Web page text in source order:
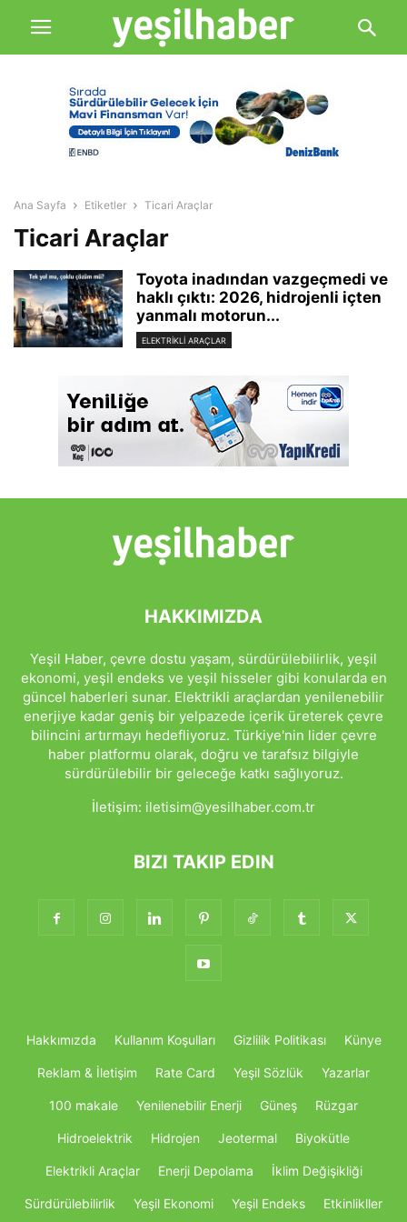
Ana Sayfa Etiketler Ticari Araçlar
Ticari Araçlar
Toyota inadından vazgeçmedi ve
haklı çıktı: 2026, hidrojenli içten
yanmalı motorun...
ELEKTRIKLI ARAÇLAR
HAKKIMIZDA
Yeşil Haber, çevre dostu yaşam, sürdürülebilirlik, yeşil
ekonomi, yeşil endeks ve yeşil hisseler gibi konularda en
güncel haberleri sunar. Elektrikli araçlardan yenilenebilir
enerjiye kadar geniş bir yelpazede içerik üreterek çevre
bilincini artırmayı hedefliyoruz. Türkiye'nin lider çevre
haber platformu olarak, doğru ve tarafsız bilgiyle
sürdürülebilir bir geleceğe katkı sağlıyoruz.
İletişim: iletisim@yesilhaber.com.tr
BIZI TAKIP EDIN
Hakkımızda Kullanım Koşulları Gizlilik Politikası Künye
Reklam & İletişim Rate Card Yeşil Sözlük Yazarlar
100 makale Yenilenebilir Enerji Güneş Rüzgar
Hidroelektrik Hidrojen Jeotermal Biyokütle
Elektrikli Araçlar Enerji Depolama İklim Değişikliği
Sürdürülebilirlik Yeşil Ekonomi Yeşil Endeks Etkinlikller